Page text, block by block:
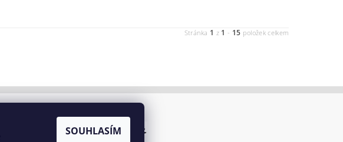
Stránka 1 z 1 - 15 položek celkem
SOUHLASÍM